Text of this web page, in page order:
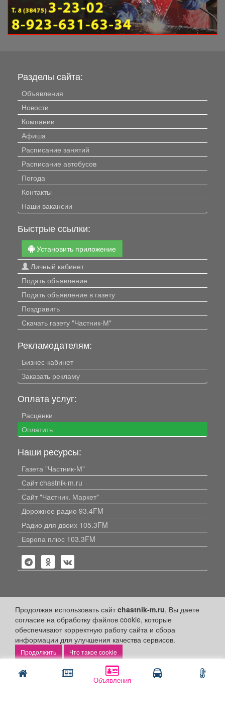
Объявления
Продолжая использовать сайтchastnik-m.ru, Вы даете
согласие на обработку файлов cookie, которые
обеспечивают корректную работу сайта и сбора
информации для улучшения качества сервисов.
Что такое cookie
Разделы сайта:
Объявления
Новости
Компании
Афиша
Расписание занятий
Расписание автобусов
Погода
Контакты
Наши вакансии
Быстрые ссылки:
Установить приложение
Личный кабинет
Подать объявление
Подать объявление в газету
Поздравить
Скачать газету "Частник-М"
Рекламодателям:
Бизнес-кабинет
Заказать рекламу
Оплата услуг:
Расценки
Оплатить
Наши ресурсы:
Газета "Частник-М"
Сайт chastnik-m.ru
Сайт "Частник. Маркет"
Дорожное радио 93.4FM
Радио для двоих 105.3FM
Европа плюс 103.3FM
Политика конфиденциальности
Публикации с пометкой «Реклама», «На правах рекламы»,
«Партнёрский проект» оплачены рекламодателем.
Редакция сайта не несет ответственности за достоверность
объявлениях.
+16 © 2006-2026 ООО "Частник-М"